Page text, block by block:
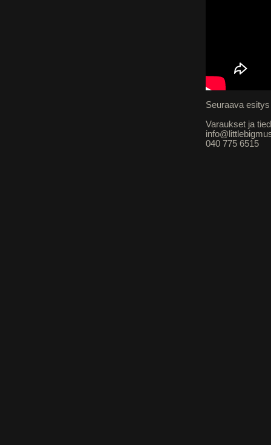
Seuraava
Varaukset ja
040 775 6515